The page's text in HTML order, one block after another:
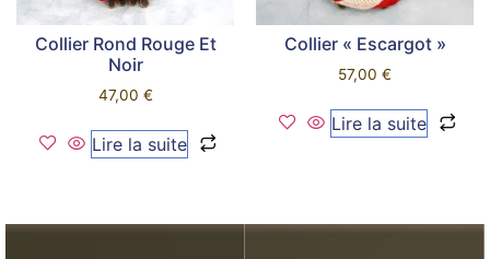
Collier Rond Rouge Et
Noir
47,00 €
Lire la suite
Collier « Escargot »
57,00 €
Lire la suite